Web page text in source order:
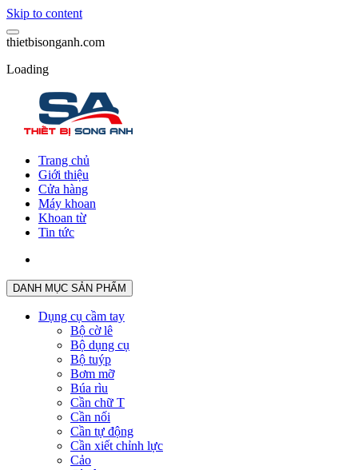
Skip to content
thietbisonganh.com
Loading
Trang chủ
Giới thiệu
Cửa hàng
Máy khoan
Khoan từ
Tin tức
DANH MỤC SẢN PHẨM
Dụng cụ cầm tay
Bộ cờ lê
Bộ dụng cụ
Bộ tuýp
Bơm mỡ
Búa rìu
Cần chữ T
Cần nối
Cần tự động
Cần xiết chỉnh lực
Cảo